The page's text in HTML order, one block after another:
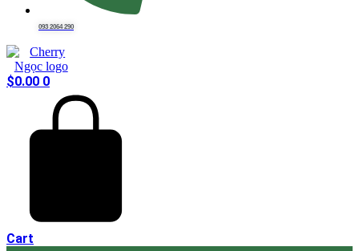
093 2064 290
$0.00 0
Cart